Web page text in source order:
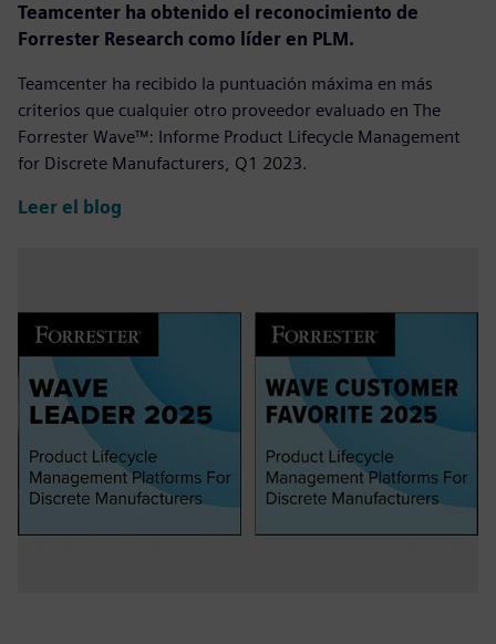
Teamcenter ha obtenido el reconocimiento de
Forrester Research como líder en PLM.
Teamcenter ha recibido la puntuación máxima en más
criterios que cualquier otro proveedor evaluado en The
Forrester Wave™: Informe Product Lifecycle Management
for Discrete Manufacturers, Q1 2023.
Leer el blog